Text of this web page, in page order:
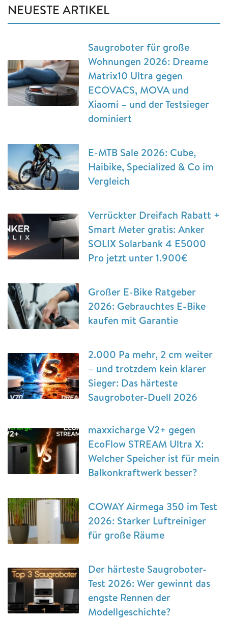
NEUESTE ARTIKEL
Saugroboter für große
Wohnungen 2026: Dreame
Matrix10 Ultra gegen
ECOVACS, MOVA und
Xiaomi – und der Testsieger
dominiert
E-MTB Sale 2026: Cube,
Haibike, Specialized & Co im
Vergleich
Verrückter Dreifach Rabatt +
Smart Meter gratis: Anker
SOLIX Solarbank 4 E5000
Pro jetzt unter 1.900€
Großer E-Bike Ratgeber
2026: Gebrauchtes E-Bike
kaufen mit Garantie
2.000 Pa mehr, 2 cm weiter
– und trotzdem kein klarer
Sieger: Das härteste
Saugroboter-Duell 2026
maxxicharge V2+ gegen
EcoFlow STREAM Ultra X:
Welcher Speicher ist für mein
Balkonkraftwerk besser?
COWAY Airmega 350 im Test
2026: Starker Luftreiniger
für große Räume
Der härteste Saugroboter-
Test 2026: Wer gewinnt das
engste Rennen der
Modellgeschichte?